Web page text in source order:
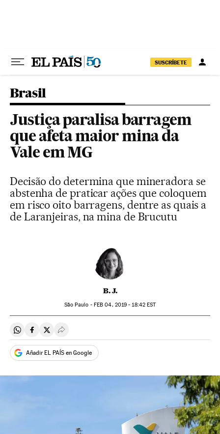
SUSCRÍBETE
Brasil
Justiça paralisa barragem
que afeta maior mina da
Vale em MG
Decisão do determina que mineradora se
abstenha de praticar ações que coloquem
em risco oito barragens, dentre as quais a
de Laranjeiras, na mina de Brucutu
B. J.
São Paulo - FEB 04, 2019 - 18:42EST
Compartir en Whatsapp
Compartir en Facebook
Compartir en Twitter
Desplegar Redes Sociales
Añadir EL PAÍS en Google